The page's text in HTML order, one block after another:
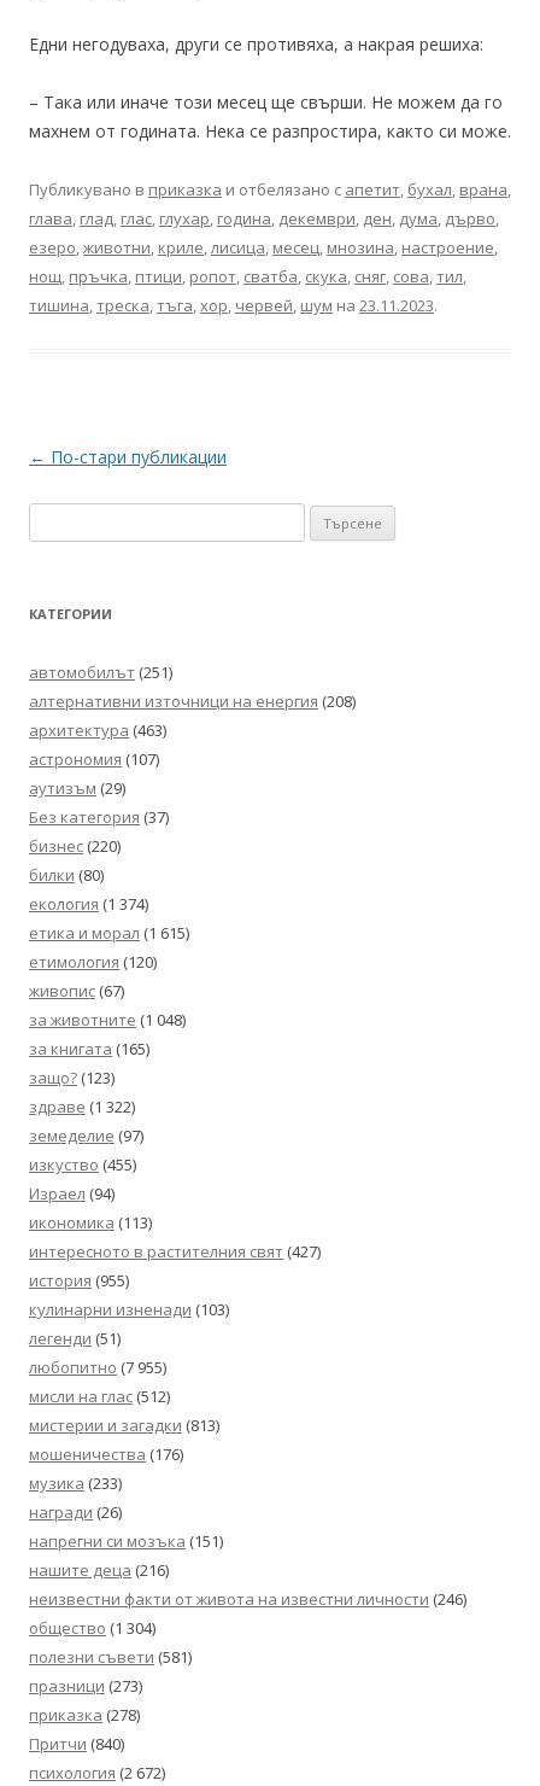
Едни негодуваха, други се противяха, а накрая решиха:
– Така или иначе този месец ще свърши. Не можем да го
махнем от годината. Нека се разпростира, както си може.
Публикувано в приказка и отбелязано с апетит, бухал, врана,
глава, глад, глас, глухар, година, декември, ден, дума, дърво,
езеро,животни, криле,лисица, месец, мнозина, настроение,
нощ, пръчка, птици, ропот, сватба, скука, сняг, сова,тил,
тишина,треска,тъга,хор, червей, шум на 23.11.2023.
Навигация
← По-стари публикации
за:
КАТЕГОРИИ
автомобилът (251)
алтернативни източници на енергия (208)
архитектура (463)
астрономия (107)
аутизъм (29)
Без категория (37)
бизнес (220)
билки (80)
екология (1 374)
етика и морал (1 615)
етимология (120)
живопис (67)
за животните (1 048)
за книгата (165)
защо? (123)
здраве (1 322)
земеделие (97)
изкуство (455)
Израел (94)
икономика (113)
интересното в растителния свят (427)
история (955)
кулинарни изненади (103)
легенди (51)
любопитно (7 955)
мисли на глас (512)
мистерии и загадки (813)
мошеничества (176)
музика (233)
награди (26)
напрегни си мозъка (151)
нашите деца (216)
неизвестни факти от живота на известни личности (246)
общество (1 304)
полезни съвети (581)
празници (273)
приказка (278)
Притчи (840)
психология (2 672)